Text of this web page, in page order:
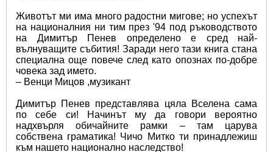
Животът ми има много радостни мигове; но успехът
на националния ни тим през '94 под ръководството
на Димитър Пенев определено e сред най-
вълнуващите събития! Заради него тази книга стана
специална още повече след като опознах по-добре
човека зад името.
– Венци Мицов ,музикант
Димитър Пенев представлява цяла Вселена сама
по себе си! Начинът му да говори вероятно
надхвърля обичайните рамки – там царува
собствена граматика! Чичо Митко ти принадлежиш
към нашето национално наследство!